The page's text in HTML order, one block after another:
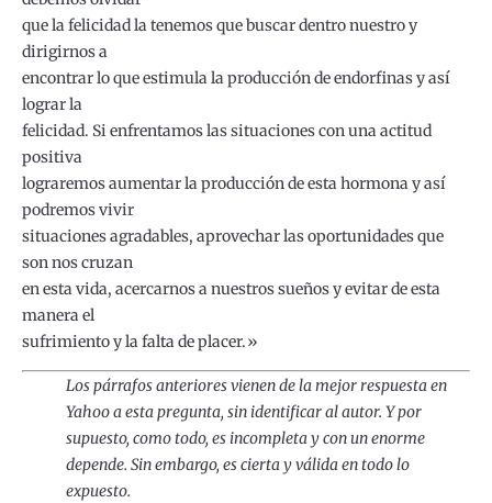
que la felicidad la tenemos que buscar dentro nuestro y
dirigirnos a
encontrar lo que estimula la producción de endorfinas y así
lograr la
felicidad. Si enfrentamos las situaciones con una actitud
positiva
lograremos aumentar la producción de esta hormona y así
podremos vivir
situaciones agradables, aprovechar las oportunidades que
son nos cruzan
en esta vida, acercarnos a nuestros sueños y evitar de esta
manera el
sufrimiento y la falta de placer.»
Los párrafos anteriores vienen de la mejor respuesta en
Yahoo a esta pregunta, sin identificar al autor. Y por
supuesto, como todo, es incompleta y con un enorme
depende. Sin embargo, es cierta y válida en todo lo
expuesto.